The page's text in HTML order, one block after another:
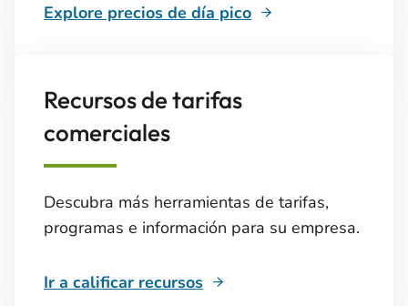
Explore precios de día pico
Recursos de tarifas
comerciales
Descubra más herramientas de tarifas,
programas e información para su empresa.
Ir a calificar recursos